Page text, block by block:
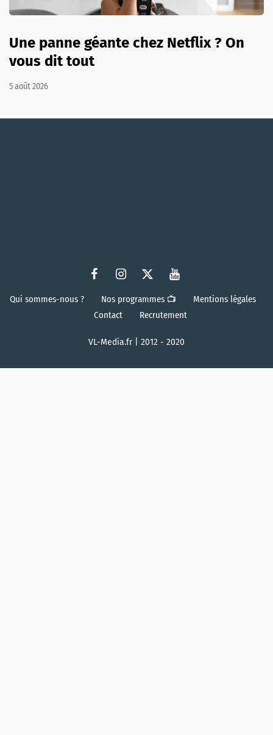
Une panne géante chez Netflix ? On
vous dit tout
5 août 2026
Qui sommes-nous ? Nos programmes 📺
Mentions légales
Contact
Recrutement
VL-Media.fr | 2012 - 2020